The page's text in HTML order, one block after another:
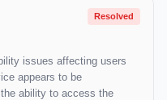
Resolved
issues affecting users
appears to be
ability to access the